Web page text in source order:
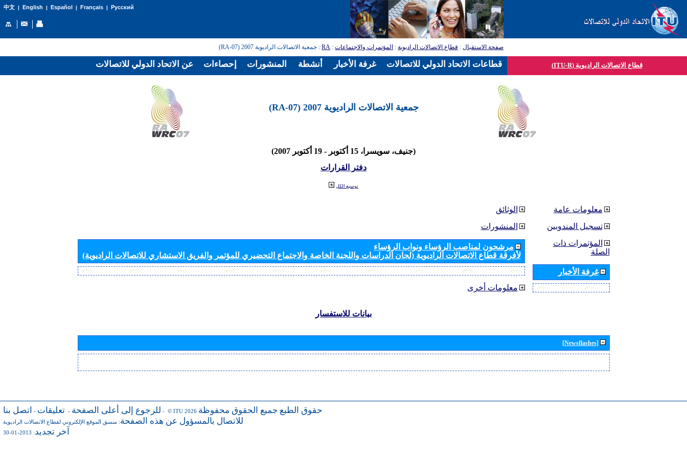
中文| English | Español | Français| Русский
صفحة الاستقبال: قطاع الاتصالات الراديوية: المؤتمرات والاجتماعات:
RA: جمعية الاتصالات الراديوية 2007 (RA-07)
قطاع الاتصالات الراديوية (ITU-R)
جمعية الاتصالات الراديوية 2007 (RA-07)
(جنيف، سويسرا، 15 أكتوبر - 19 أكتوبر 2007)
دفتر القرارات
توسيع الكل
الوثائق
المنشورات
مرشحون لمناصب الرؤساء ونواب الرؤساء
لأفرقة قطاع الاتصالات الراديوية (لجان الدراسات واللجنة الخاصة والاجتماع التحضيري للمؤتمر والفريق الاستشاري للاتصالات الراديوية)
معلومات أخرى
معلومات عامة
تسجيل المندوبين
المؤتمرات ذات
الصلة
غرفة الأخبار
بيانات للاستفسار
[Newsflashes]
للرجوع إلى أعلى الصفحة - تعليقات - اتصل بنا - © ITU 2026 حقوق الطبع جميع الحقوق محفوظة
للاتصال بالمسؤول عن هذه الصفحة: منسق الموقع الإلكتروني لقطاع الاتصالات الراديوية
آخر تجديد: 2013-01-30
عن الاتحاد الدولي للاتصالات إحصاءات المنشورات أنشطة غرفة الأخبار قطاعات الاتحاد الدولي للاتصالات